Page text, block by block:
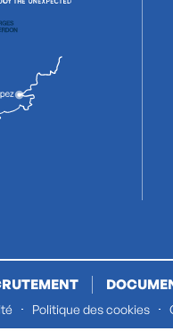
Politique des cookies